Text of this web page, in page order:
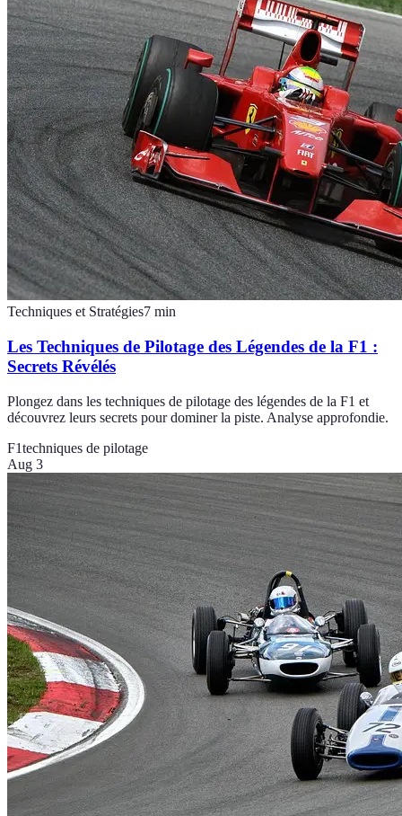
Techniques et Stratégies7 min
Les Techniques de Pilotage des Légendes de la F1 :
Secrets Révélés
Plongez dans les techniques de pilotage des légendes de la F1 et
découvrez leurs secrets pour dominer la piste. Analyse approfondie.
F1techniques de pilotage
Aug 3